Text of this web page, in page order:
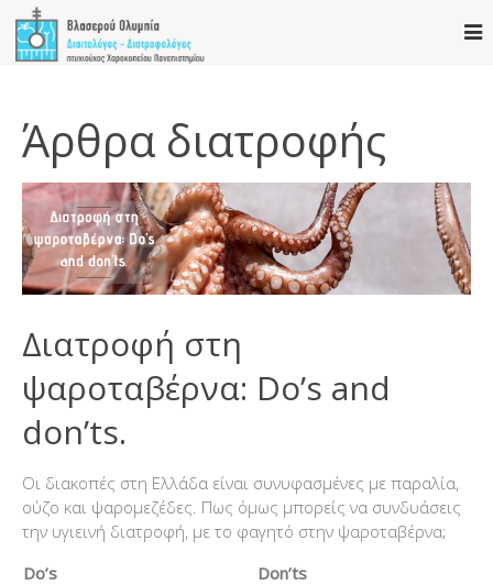
Άρθρα διατροφής
Διατροφή στη
ψαροταβέρνα: Do’s and
don’ts.
Οι διακοπές στη Ελλάδα είναι συνυφασμένες με παραλία,
ούζο και ψαρομεζέδες. Πως όμως μπορείς να συνδυάσεις
την υγιεινή διατροφή, με το φαγητό στην ψαροταβέρνα;
Do’s
Don’ts